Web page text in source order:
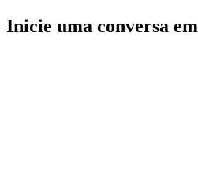
Inicie uma conversa em